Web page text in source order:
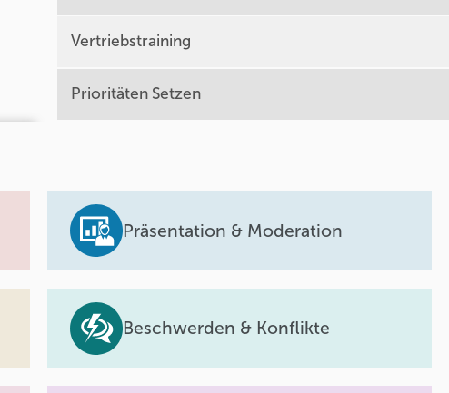
Vertriebstraining
Prioritäten Setzen
Präsentation & Moderation
Beschwerden & Konflikte